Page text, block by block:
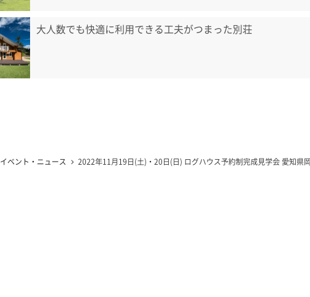
大人数でも快適に利用できる工夫がつまった別荘
イベント・ニュース 2022年11月19日(土)・20日(日) ログハウス予約制完成見学会 愛知県